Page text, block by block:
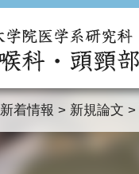
新着情報 > 新規論文 >